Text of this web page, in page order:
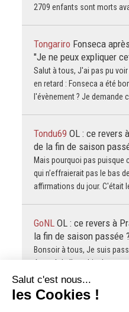
2709 enfants sont morts
Tongariro Fonseca
"Je ne peux expliquer
Salut à tous, J'ai pas pu
en retard : Fonseca a été
l'évènement ? Je demande
Tondu69 OL : ce revers
de la fin de saison
Mais pourquoi pas
qui n’effraierait pas le bas
affirmations du jour. C'était
GoNL OL : ce revers à
la fin de saison passée ?
Bonsoir à tous, Je suis
étonné de l’apathie des
le match. Ce que je n’avais